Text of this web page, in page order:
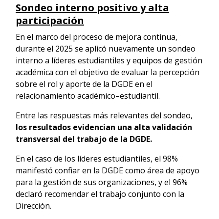
Sondeo interno positivo y alta
participación
En el marco del proceso de mejora continua,
durante el 2025 se aplicó nuevamente un sondeo
interno a líderes estudiantiles y equipos de gestión
académica con el objetivo de evaluar la percepción
sobre el rol y aporte de la DGDE en el
relacionamiento académico–estudiantil.
Entre las respuestas más relevantes del sondeo,
los resultados evidencian una alta validación
transversal del trabajo de la DGDE.
En el caso de los líderes estudiantiles, el 98%
manifestó confiar en la DGDE como área de apoyo
para la gestión de sus organizaciones, y el 96%
declaró recomendar el trabajo conjunto con la
Dirección.